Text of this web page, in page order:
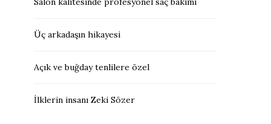
Üç arkadaşın hikayesi
Açık ve buğday tenlilere özel
İlklerin insanı Zeki Sözer